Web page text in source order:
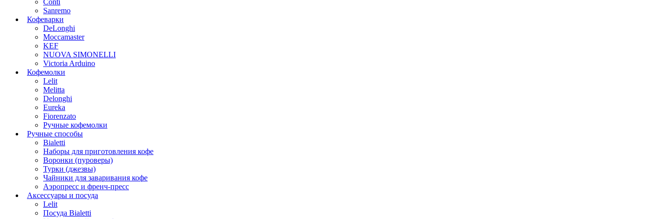
Conti
Sanremo
Кофеварки
DeLonghi
Moccamaster
KEF
NUOVA SIMONELLI
Victoria Arduino
Кофемолки
Lelit
Melitta
Delonghi
Eureka
Fiorenzato
Ручные кофемолки
Ручные способы
Bialetti
Наборы для приготовления кофе
Воронки (пуроверы)
Турки (джезвы)
Чайники для заваривания кофе
Аэропресс и френч-пресс
Аксессуары и посуда
Lelit
Посуда Bialetti